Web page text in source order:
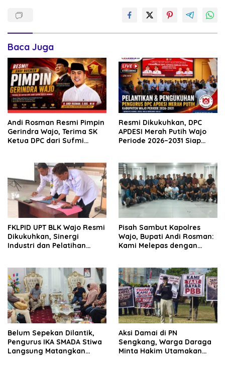
Baca Juga
Andi Rosman Resmi Pimpin
Gerindra Wajo, Terima SK
Ketua DPC dari Sufmi
Resmi Dikukuhkan, DPC
APDESI Merah Putih Wajo
Periode 2026–2031 Siap
Putih
FKLPID UPT BLK Wajo Resmi
Dikukuhkan, Sinergi
Industri dan Pelatihan
Pisah Sambut Kapolres
Wajo, Bupati Andi Rosman:
Kami Melepas dengan
Belum Sepekan Dilantik,
Pengurus IKA SMADA Stiwa
Langsung Matangkan
Aksi Damai di PN
Sengkang, Warga Daraga
Minta Hakim Utamakan